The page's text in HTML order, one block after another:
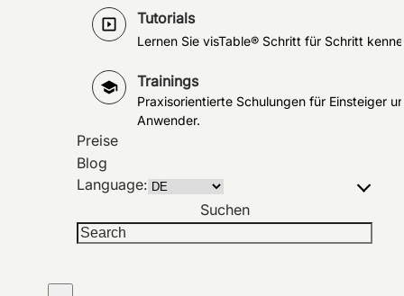
Tutorials
Lernen Sie visTable® Schritt für Schritt
Trainings
Praxisorientierte Schulungen für Einsteiger
Anwender.
Preise
Blog
Language:
Suchen